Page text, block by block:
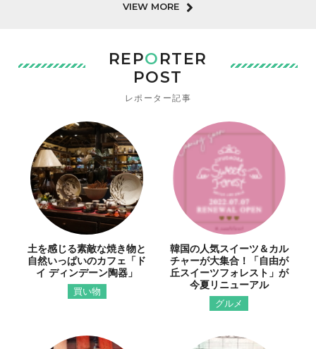
VIEW MORE
REPORTER
POST
レポーター記事
土を感じる素敵な焼き物と
自然いっぱいのカフェ「ド
イ ディンデーン陶器」
買い物
韓国の人気スイーツ＆カル
チャーが大集合！「自由が
丘スイーツフォレスト」が
今夏リニューアル
グルメ